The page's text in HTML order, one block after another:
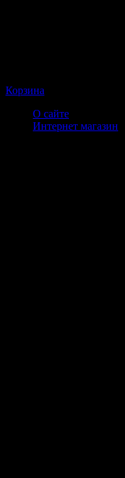
Корзина
О сайте
Интернет магазин